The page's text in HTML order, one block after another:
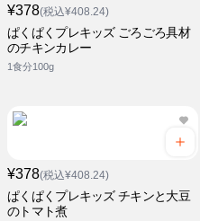
¥378(税込¥408.24)
ぱくぱくプレキッズ ごろごろ具材
のチキンカレー
1食分100g
¥378(税込¥408.24)
ぱくぱくプレキッズ チキンと大豆
のトマト煮